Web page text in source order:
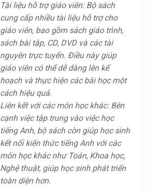
Tài liệu hỗ trợ giáo viên: Bộ sách
cung cấp nhiều tài liệu hỗ trợ cho
giáo viên, bao gồm sách giáo trình,
sách bài tập, CD, DVD và các tài
nguyên trực tuyến. Điều này giúp
giáo viên có thể dễ dàng lên kế
hoạch và thực hiện các bài học một
cách hiệu quả.
Liên kết với các môn học khác: Bên
cạnh việc tập trung vào việc học
tiếng Anh, bộ sách còn giúp học sinh
kết nối kiến thức tiếng Anh với các
môn học khác như Toán, Khoa học,
Nghệ thuật, giúp học sinh phát triển
toàn diện hơn.